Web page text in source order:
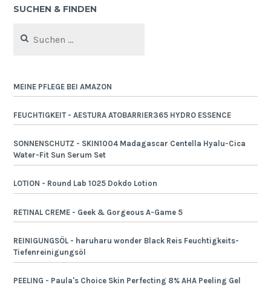
SUCHEN & FINDEN
nach:
MEINE PFLEGE BEI AMAZON
FEUCHTIGKEIT - AESTURA ATOBARRIER365 HYDRO ESSENCE
SONNENSCHUTZ - SKIN1004 Madagascar Centella Hyalu-Cica
Water-Fit Sun Serum Set
LOTION - Round Lab 1025 Dokdo Lotion
RETINAL CREME - Geek & Gorgeous A-Game 5
REINIGUNGSÖL - haruharu wonder Black Reis Feuchtigkeits-
Tiefenreinigungsöl
PEELING - Paula's Choice Skin Perfecting 8% AHA Peeling Gel